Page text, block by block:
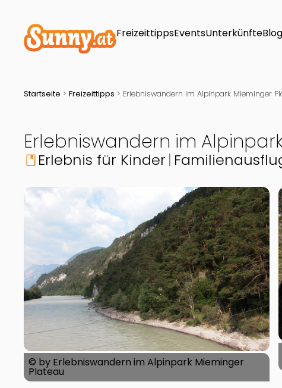
FreizeittippsEventsUnterkünfteBlog
Startseite > Freizeittipps > Erlebniswandern im Alpinpark Mieminger
Erlebniswandern im
book Erlebnis für Kinder
© by Erlebniswandern im Alpinpark Mieminger
Plateau